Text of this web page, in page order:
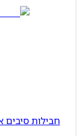
חבילות סיבים